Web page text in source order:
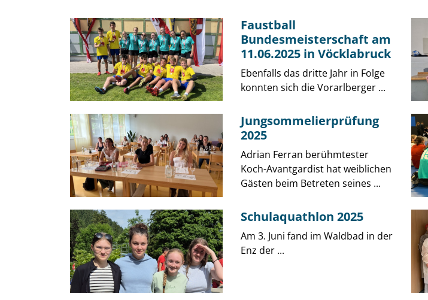
Faustball
Bundesmeisterschaft am
11.06.2025 in Vöcklabruck
Ebenfalls das dritte Jahr in Folge
konnten sich die Vorarlberger ...
Jungsommelierprüfung
2025
Adrian Ferran berühmtester
Koch-Avantgardist hat weiblichen
Gästen beim Betreten seines ...
Schulaquathlon 2025
Am 3. Juni fand im Waldbad in der
Enz der ...